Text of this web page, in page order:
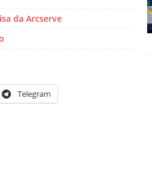
da Arcserve
Telegram